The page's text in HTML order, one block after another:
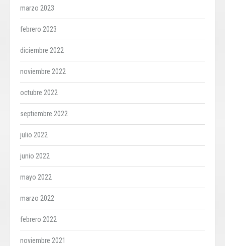
marzo 2023
febrero 2023
diciembre 2022
noviembre 2022
octubre 2022
septiembre 2022
julio 2022
junio 2022
mayo 2022
marzo 2022
febrero 2022
noviembre 2021